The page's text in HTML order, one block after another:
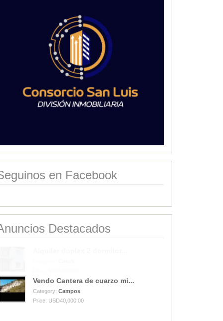
en Facebook
Destacados
Vendo Cantera de cuarzo mi...
Category: Campos
Price: USD40,000.00